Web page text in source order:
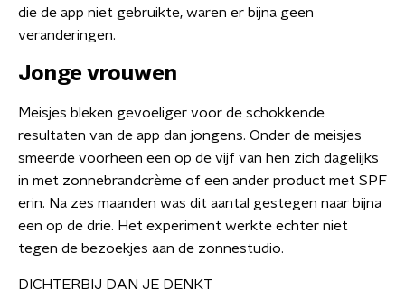
die de app niet gebruikte, waren er bijna geen
veranderingen.
Jonge vrouwen
Meisjes bleken gevoeliger voor de schokkende
resultaten van de app dan jongens. Onder de meisjes
smeerde voorheen een op de vijf van hen zich dagelijks
in met zonnebrandcrème of een ander product met SPF
erin. Na zes maanden was dit aantal gestegen naar bijna
een op de drie. Het experiment werkte echter niet
tegen de bezoekjes aan de zonnestudio.
DICHTERBIJ DAN JE DENKT